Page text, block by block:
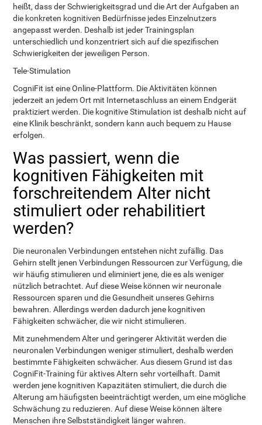
heißt, dass der Schwierigkeitsgrad und die Art der Aufgaben an
die konkreten kognitiven Bedürfnisse jedes Einzelnutzers
angepasst werden. Deshalb ist jeder Trainingsplan
unterschiedlich und konzentriert sich auf die spezifischen
Schwierigkeiten der jeweiligen Person.
Tele-Stimulation
CogniFit ist eine Online-Plattform. Die Aktivitäten können
jederzeit an jedem Ort mit Internetaschluss an einem Endgerät
praktiziert werden. Die kognitive Stimulation ist deshalb nicht auf
eine Klinik beschränkt, sondern kann auch bequem zu Hause
erfolgen.
Was passiert, wenn die
kognitiven Fähigkeiten mit
forschreitendem Alter nicht
stimuliert oder rehabilitiert
werden?
Die neuronalen Verbindungen entstehen nicht zufällig. Das
Gehirn stellt jenen Verbindungen Ressourcen zur Verfügung, die
wir häufig stimulieren und eliminiert jene, die es als weniger
nützlich betrachtet. Auf diese Weise können wir neuronale
Ressourcen sparen und die Gesundheit unseres Gehirns
bewahren. Allerdings werden dadurch jene kognitiven
Fähigkeiten schwächer, die wir nicht stimulieren.
Mit zunehmendem Alter und geringerer Aktivität werden die
neuronalen Verbindungen weniger stimuliert, deshalb werden
bestimmte Fähigkeiten schwächer. Aus diesem Grund ist das
CogniFit-Training für aktives Altern sehr vorteilhaft. Damit
werden jene kognitiven Kapazitäten stimuliert, die durch die
Alterung am häufigsten beeinträchtigt werden, um eine mögliche
Schwächung zu reduzieren. Auf diese Weise können ältere
Menschen ihre Selbstständigkeit länger wahren.